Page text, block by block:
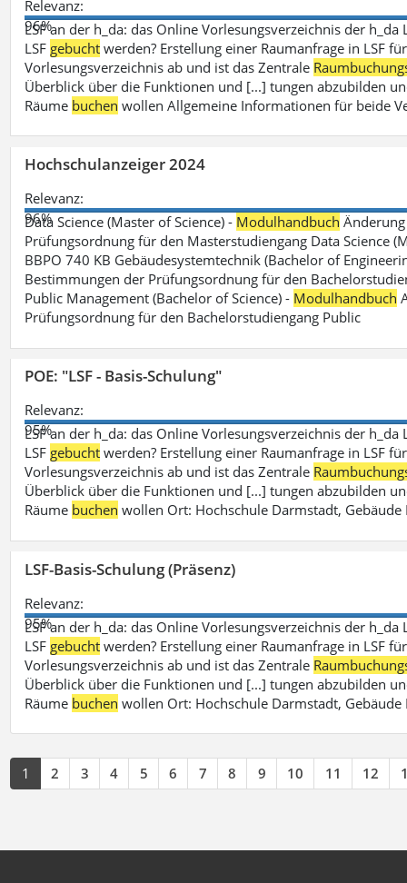
Relevanz:
96%
LSF an der h_da: das Online Vorlesungsverzeichnis der h_da
LSF gebucht werden? Erstellung einer Raumanfrage in LSF
Vorlesungsverzeichnis ab und ist das Zentrale
Überblick über die Funktionen und [...] tungen abzubilden
Räume buchen wollen Allgemeine Informationen für beide
Hochschulanzeiger 2024
Relevanz:
96%
Data Science (Master of Science) - Modulhandbuch
Prüfungsordnung für den Masterstudiengang Data Science
BBPO 740 KB Gebäudesystemtechnik (Bachelor of
Bestimmungen der Prüfungsordnung für den
Public Management (Bachelor of Science) - Modulhandbuch
Prüfungsordnung für den Bachelorstudiengang Public
POE: "LSF - Basis-Schulung"
Relevanz:
95%
LSF an der h_da: das Online Vorlesungsverzeichnis der h_da
LSF gebucht werden? Erstellung einer Raumanfrage in LSF
Vorlesungsverzeichnis ab und ist das Zentrale
Überblick über die Funktionen und [...] tungen abzubilden
Räume buchen wollen Ort: Hochschule Darmstadt,
LSF-Basis-Schulung (Präsenz)
Relevanz:
95%
LSF an der h_da: das Online Vorlesungsverzeichnis der h_da
LSF gebucht werden? Erstellung einer Raumanfrage in LSF
Vorlesungsverzeichnis ab und ist das Zentrale
Überblick über die Funktionen und [...] tungen abzubilden
Räume buchen wollen Ort: Hochschule Darmstadt,
1 2 3 4 5 6 7 8 9 10 11 12